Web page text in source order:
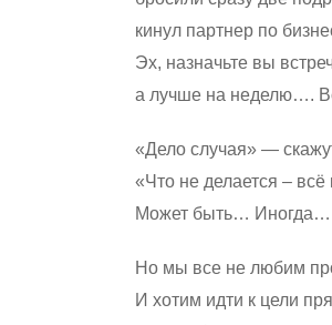
кинул партнер по
Эх, назначьте вы
а лучше на неделю….
«Дело случая» —
«Что не делается –
Может быть… Иногда…
Но мы все не любим
И хотим идти к цели